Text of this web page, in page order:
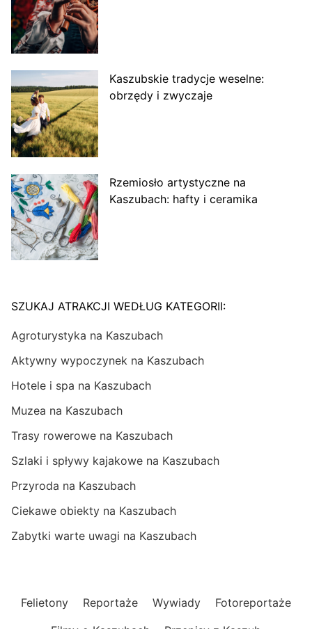
Kaszubskie tradycje weselne:
obrzędy i zwyczaje
Rzemiosło artystyczne na
Kaszubach: hafty i ceramika
SZUKAJ ATRAKCJI WEDŁUG KATEGORII:
Agroturystyka na Kaszubach
Aktywny wypoczynek na Kaszubach
Hotele i spa na Kaszubach
Muzea na Kaszubach
Trasy rowerowe na Kaszubach
Szlaki i spływy kajakowe na Kaszubach
Przyroda na Kaszubach
Ciekawe obiekty na Kaszubach
Zabytki warte uwagi na Kaszubach
Felietony Reportaże Wywiady
Fotoreportaże